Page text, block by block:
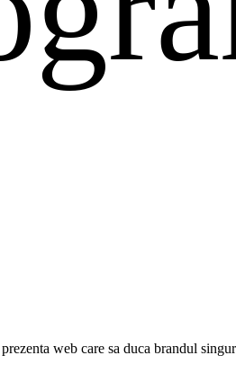
web care sa duca brandul